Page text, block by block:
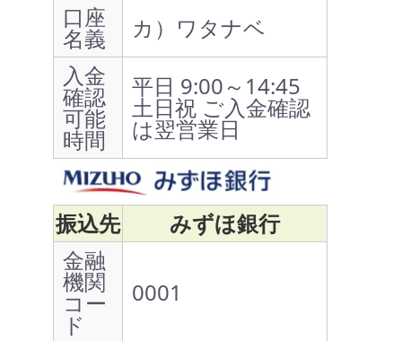
口座
名義
カ）ワタナベ
入金
確認
可能
時間
平日 9:00～14:45
土日祝 ご入金確認
は翌営業日
振込先
みずほ銀行
金融
機関
コー
ド
0001